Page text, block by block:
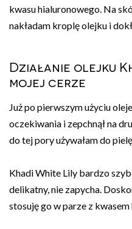
kwasu hialuronowego. Na
nakładam kroplę olejku i
Działanie olejku
mojej cerze
Już po pierwszym użyciu
oczekiwania i zepchnął na
do tej pory używałam do
Khadi White Lily bardzo
delikatny, nie zapycha.
stosuję go w parze z